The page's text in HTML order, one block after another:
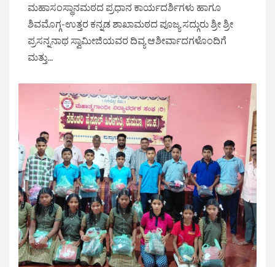
ಮಹಾಸಂಸ್ಥಾನಮಠದ ಪ್ರಧಾನ ಕಾರ್ಯದರ್ಶಿಗಳು ಹಾಗೂ
ಶಿವಮೊಗ್ಗ-ಉತ್ತರ ಕನ್ನಡ ಶಾಖಾಮಠದ ಪೂಜ್ಯ ಸದ್ಗುರು ಶ್ರೀ ಶ್ರೀ
ಪ್ರಸನ್ನನಾಥ ಸ್ವಾಮೀಜಿಯವರ ದಿವ್ಯ ಆಶೀರ್ವಾದಗಳೊಂದಿಗೆ
ಮತ್ತು...